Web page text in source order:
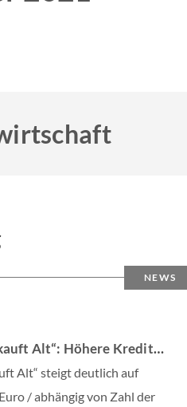
NEWS
KfW-Förderung „Jung kauft Alt“: Höhere Kredite ab August 2026
Alt“ steigt deutlich auf
/ abhängig von Zahl der